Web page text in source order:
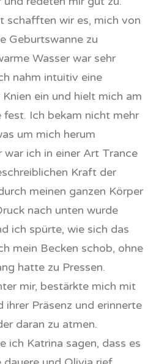
schafften wir es, mich von
Geburtswanne zu
Wasser war sehr
nahm intuitiv eine
ein und hielt mich am
fest. Ich bekam nicht mehr
um mich herum
war ich in einer Art Trance
Kraft der
meinen ganzen Körper
nach unten wurde
ich spürte, wie sich das
mein Becken schob, ohne
hatte zu Pressen.
mir, bestärkte mich mit
ihrer Präsenz und erinnerte
daran zu atmen.
ich Katrina sagen, dass es